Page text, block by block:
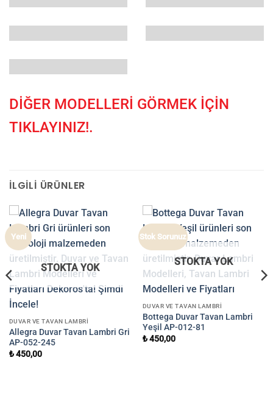
DİĞER MODELLERİ GÖRMEK İÇİN
TIKLAYINIZ!.
İLGILI ÜRÜNLER
Yeni
STOKTA YOK
DUVAR VE TAVAN LAMBRI
Allegra Duvar Tavan Lambri Gri
AP-052-245
₺450,00
Stok Sorunuz
STOKTA YOK
DUVAR VE TAVAN LAMBRI
Bottega Duvar Tavan Lambri
Yeşil AP-012-81
₺450,00